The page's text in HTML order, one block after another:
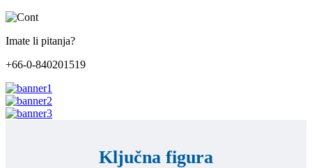
Imate li pitanja?
+66-0-840201519
Ključna figura